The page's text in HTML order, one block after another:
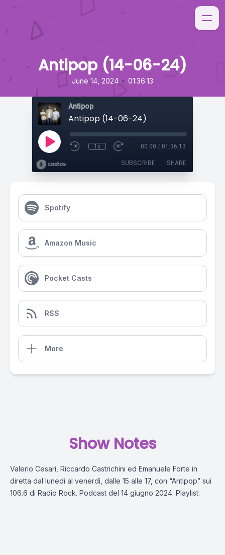
Antipop (14-06-24)
June 14, 2024 • 01:36:13
Antipop
Antipop (14-06-24)
1x 00:00 / 01:36:13
SUBSCRIBE SHARE
Spotify
Amazon Music
Pocket Casts
RSS
More
Show Notes
Valerio Cesari, Riccardo Castrichini ed Emanuele Forte in
diretta dal lunedì al venerdì, dalle 15 alle 17, con “Antipop” sui
106.6 di Radio Rock. Podcast del 14 giugno 2024. Playlist: